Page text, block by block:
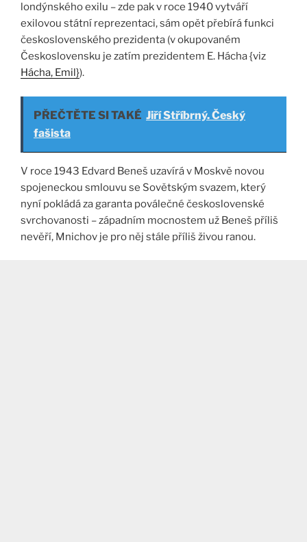
londýnského exilu – zde pak v roce 1940 vytváří
exilovou státní reprezentaci, sám opět přebírá funkci
československého prezidenta (v okupovaném
Československu je zatím prezidentem E. Hácha {viz
Hácha, Emil}).
PŘEČTĚTE SI TAKÉ Jiří Stříbrný. Český
fašista
V roce 1943 Edvard Beneš uzavírá v Moskvě novou
spojeneckou smlouvu se Sovětským svazem, který
nyní pokládá za garanta poválečné československé
svrchovanosti – západním mocnostem už Beneš příliš
nevěří, Mnichov je pro něj stále příliš živou ranou.